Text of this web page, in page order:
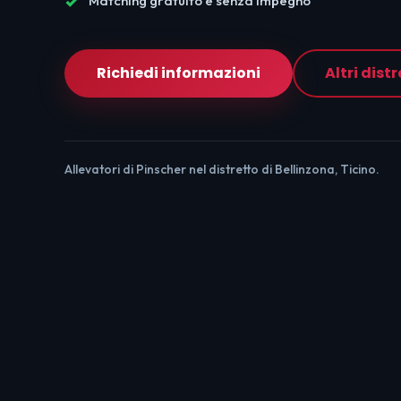
Richiedi informazioni Altri
Allevatori di Pinscher nel distretto di Bellinzona, Ticino.